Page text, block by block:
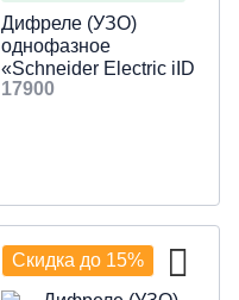
Дифреле (УЗО)
однофазное
«Schneider Electric iID
K» 2p 25 Aмер 30мА
17900
Скидка до 15%